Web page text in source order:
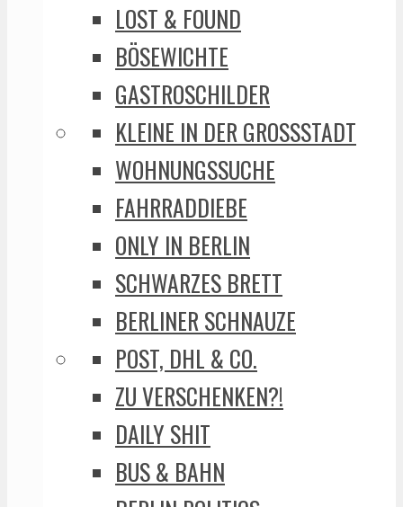
LOST & FOUND
BÖSEWICHTE
GASTROSCHILDER
KLEINE IN DER GROSSSTADT
WOHNUNGSSUCHE
FAHRRADDIEBE
ONLY IN BERLIN
SCHWARZES BRETT
BERLINER SCHNAUZE
POST, DHL & CO.
ZU VERSCHENKEN?!
DAILY SHIT
BUS & BAHN